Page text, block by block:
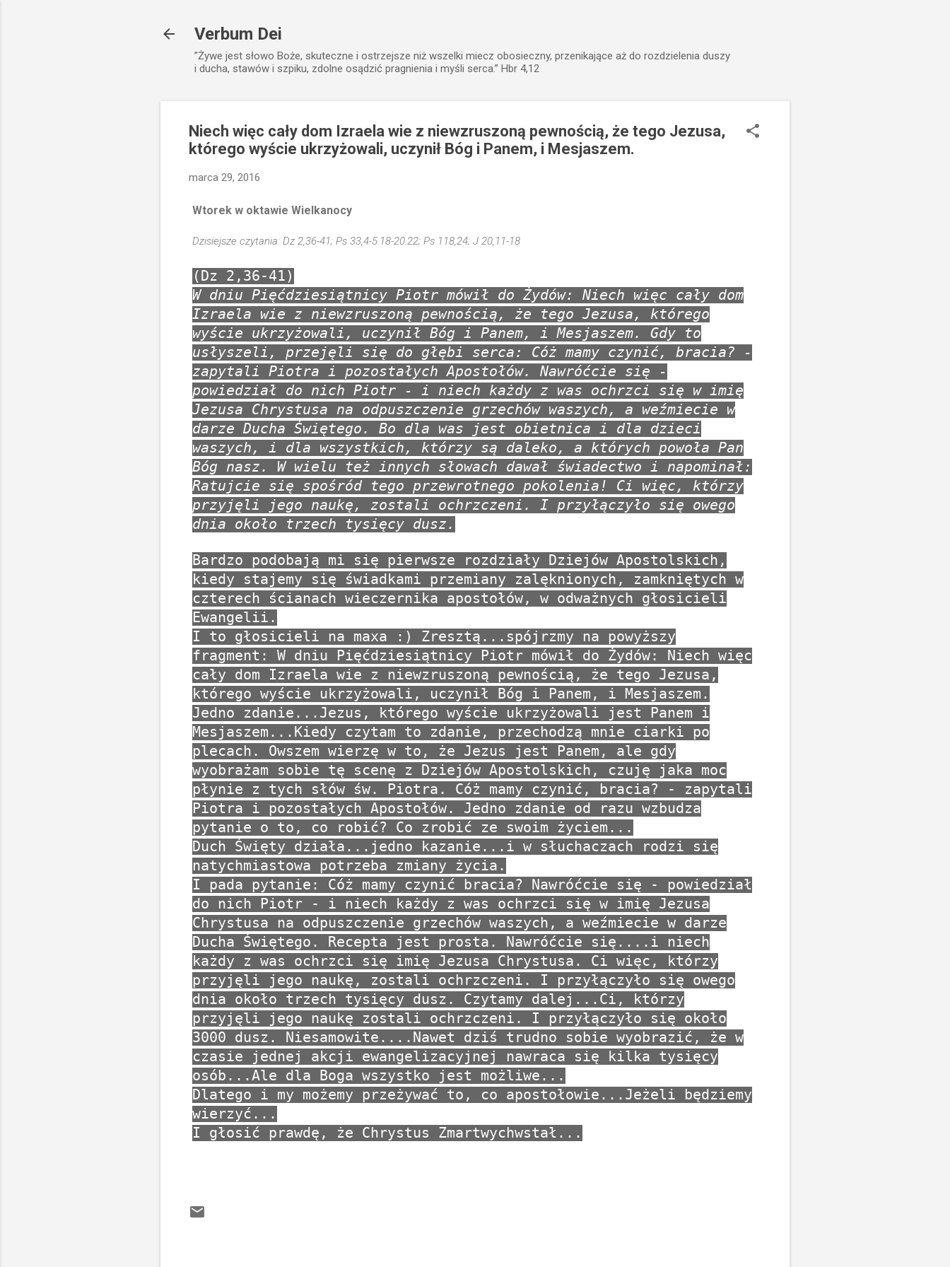
Verbum Dei
”Żywe jest słowo Boże, skuteczne i ostrzejsze niż wszelki miecz obosieczny, przenikające aż do rozdzielenia duszy
i ducha, stawów i szpiku, zdolne osądzić pragnienia i myśli serca.” Hbr 4,12
Niech więc cały dom Izraela wie z niewzruszoną pewnością, że tego Jezusa,
którego wyście ukrzyżowali, uczynił Bóg i Panem, i Mesjaszem.
marca 29, 2016
Wtorek w oktawie Wielkanocy
Dzisiejsze czytania: Dz 2,36-41; Ps 33,4-5.18-20.22; Ps 118,24; J 20,11-18
(Dz 2,36-41)
W dniu Pięćdziesiątnicy Piotr mówił do Żydów: Niech więc cały dom
Izraela wie z niewzruszoną pewnością, że tego Jezusa, którego
wyście ukrzyżowali, uczynił Bóg i Panem, i Mesjaszem. Gdy to
usłyszeli, przejęli się do głębi serca: Cóż mamy czynić, bracia? -
zapytali Piotra i pozostałych Apostołów. Nawróćcie się -
powiedział do nich Piotr - i niech każdy z was ochrzci się w imię
Jezusa Chrystusa na odpuszczenie grzechów waszych, a weźmiecie w
darze Ducha Świętego. Bo dla was jest obietnica i dla dzieci
waszych, i dla wszystkich, którzy są daleko, a których powoła Pan
Bóg nasz. W wielu też innych słowach dawał świadectwo i napominał:
Ratujcie się spośród tego przewrotnego pokolenia! Ci więc, którzy
przyjęli jego naukę, zostali ochrzczeni. I przyłączyło się owego
dnia około trzech tysięcy dusz.
Bardzo podobają mi się pierwsze rozdziały Dziejów Apostolskich,
kiedy stajemy się świadkami przemiany zalęknionych, zamkniętych w
czterech ścianach wieczernika apostołów, w odważnych głosicieli
Ewangelii.
I to głosicieli na maxa :) Zresztą...spójrzmy na powyższy
fragment: W dniu Pięćdziesiątnicy Piotr mówił do Żydów: Niech więc
cały dom Izraela wie z niewzruszoną pewnością, że tego Jezusa,
którego wyście ukrzyżowali, uczynił Bóg i Panem, i Mesjaszem.
Jedno zdanie...Jezus, którego wyście ukrzyżowali jest Panem i
Mesjaszem...Kiedy czytam to zdanie, przechodzą mnie ciarki po
plecach. Owszem wierzę w to, że Jezus jest Panem, ale gdy
wyobrażam sobie tę scenę z Dziejów Apostolskich, czuję jaka moc
płynie z tych słów św. Piotra. Cóż mamy czynić, bracia? - zapytali
Piotra i pozostałych Apostołów. Jedno zdanie od razu wzbudza
pytanie o to, co robić? Co zrobić ze swoim życiem...
Duch Święty działa...jedno kazanie...i w słuchaczach rodzi się
natychmiastowa potrzeba zmiany życia.
I pada pytanie: Cóż mamy czynić bracia? Nawróćcie się - powiedział
do nich Piotr - i niech każdy z was ochrzci się w imię Jezusa
Chrystusa na odpuszczenie grzechów waszych, a weźmiecie w darze
Ducha Świętego. Recepta jest prosta. Nawróćcie się....i niech
każdy z was ochrzci się imię Jezusa Chrystusa. Ci więc, którzy
przyjęli jego naukę, zostali ochrzczeni. I przyłączyło się owego
dnia około trzech tysięcy dusz. Czytamy dalej...Ci, którzy
przyjęli jego naukę zostali ochrzczeni. I przyłączyło się około
3000 dusz. Niesamowite....Nawet dziś trudno sobie wyobrazić, że w
czasie jednej akcji ewangelizacyjnej nawraca się kilka tysięcy
osób...Ale dla Boga wszystko jest możliwe...
Dlatego i my możemy przeżywać to, co apostołowie...Jeżeli będziemy
wierzyć...
I głosić prawdę, że Chrystus Zmartwychwstał...